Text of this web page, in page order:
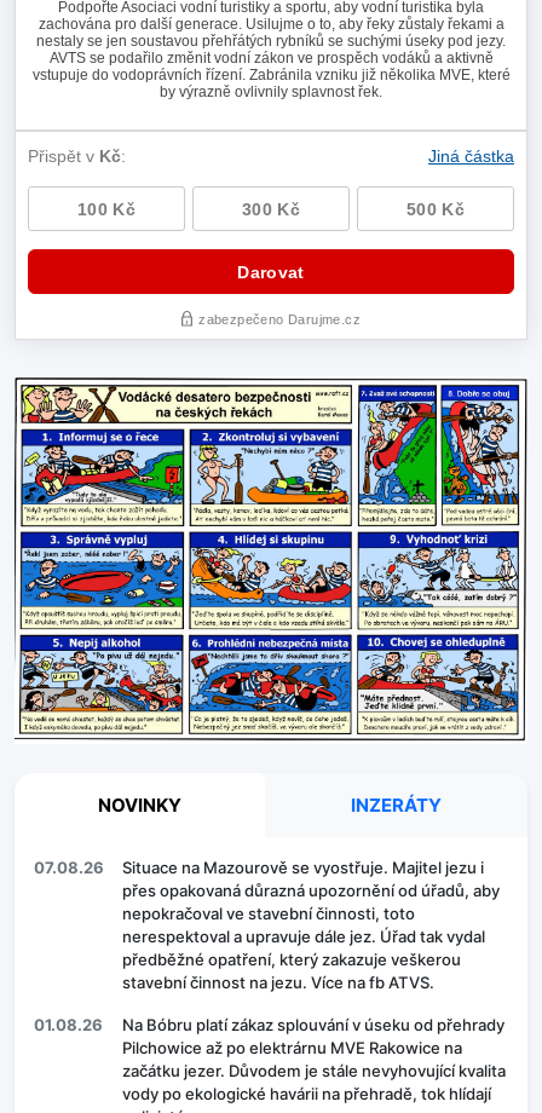
NOVINKY INZERÁTY
07.08.26
Situace na Mazourově se vyostřuje. Majitel jezu i
přes opakovaná důrazná upozornění od úřadů, aby
nepokračoval ve stavební činnosti, toto
nerespektoval a upravuje dále jez. Úřad tak vydal
předběžné opatření, který zakazuje veškerou
stavební činnost na jezu. Více na fb ATVS.
01.08.26
Na Bóbru platí zákaz splouvání v úseku od přehrady
Pilchowice až po elektrárnu MVE Rakowice na
začátku jezer. Důvodem je stále nevyhovující kvalita
vody po ekologické havárii na přehradě, tok hlídají